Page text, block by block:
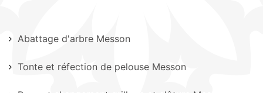
Abattage d'arbre Messon
Tonte et réfection de pelouse Messon